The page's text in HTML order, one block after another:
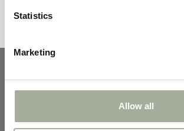
Statistics
Marketing
Allow all
Je zou ook kunnen